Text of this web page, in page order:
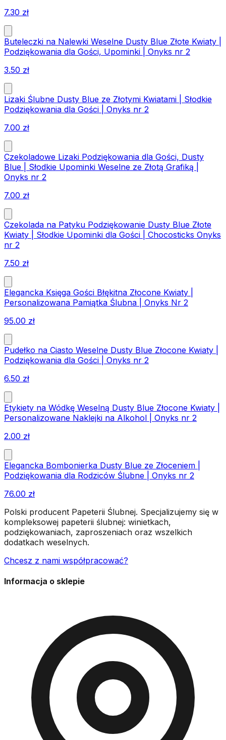
7.30 zł
Buteleczki na Nalewki Weselne Dusty Blue Złote Kwiaty |
Podziękowania dla Gości, Upominki | Onyks nr 2
3.50 zł
Lizaki Ślubne Dusty Blue ze Złotymi Kwiatami | Słodkie
Podziękowania dla Gości | Onyks nr 2
7.00 zł
Czekoladowe Lizaki Podziękowania dla Gości, Dusty
Blue | Słodkie Upominki Weselne ze Złotą Grafiką |
Onyks nr 2
7.00 zł
Czekolada na Patyku Podziękowanie Dusty Blue Złote
Kwiaty | Słodkie Upominki dla Gości | Chocosticks Onyks
nr 2
7.50 zł
Elegancka Księga Gości Błękitna Złocone Kwiaty |
Personalizowana Pamiątka Ślubna | Onyks Nr 2
95.00 zł
Pudełko na Ciasto Weselne Dusty Blue Złocone Kwiaty |
Podziękowania dla Gości | Onyks nr 2
6.50 zł
Etykiety na Wódkę Weselną Dusty Blue Złocone Kwiaty |
Personalizowane Naklejki na Alkohol | Onyks nr 2
2.00 zł
Elegancka Bombonierka Dusty Blue ze Złoceniem |
Podziękowania dla Rodziców Ślubne | Onyks nr 2
76.00 zł
Polski producent Papeterii Ślubnej. Specjalizujemy się w
kompleksowej papeterii ślubnej: winietkach,
podziękowaniach, zaproszeniach oraz wszelkich
dodatkach weselnych.
Chcesz z nami współpracować?
Informacja o sklepie